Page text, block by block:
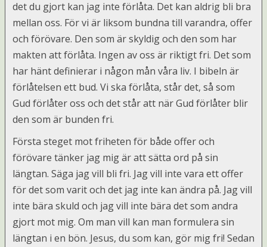
det du gjort kan jag inte förlåta. Det kan aldrig bli bra
mellan oss. För vi är liksom bundna till varandra, offer
och förövare. Den som är skyldig och den som har
makten att förlåta. Ingen av oss är riktigt fri. Det som
har hänt definierar i någon mån våra liv. I bibeln är
förlåtelsen ett bud. Vi ska förlåta, står det, så som
Gud förlåter oss och det står att när Gud förlåter blir
den som är bunden fri.
Första steget mot friheten för både offer och
förövare tänker jag mig är att sätta ord på sin
längtan. Säga jag vill bli fri. Jag vill inte vara ett offer
för det som varit och det jag inte kan ändra på. Jag vill
inte bära skuld och jag vill inte bära det som andra
gjort mot mig. Om man vill kan man formulera sin
längtan i en bön. Jesus, du som kan, gör mig fri! Sedan